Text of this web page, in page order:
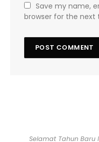
Save my name,
browser for the
Selamat Tahun Baru